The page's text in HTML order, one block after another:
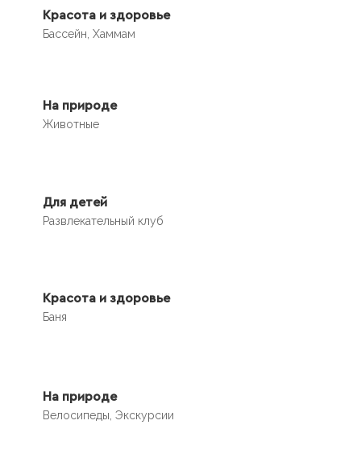
Красота и здоровье
Бассейн, Хаммам
На природе
Животные
Для детей
Развлекательный клуб
Красота и здоровье
Баня
На природе
Велосипеды, Экскурсии